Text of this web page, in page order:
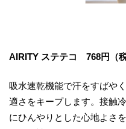
AIRITY ステテコ 768円（税
吸水速乾機能で汗をすばや
適さをキープします。接触
にひんやりとした心地よさ